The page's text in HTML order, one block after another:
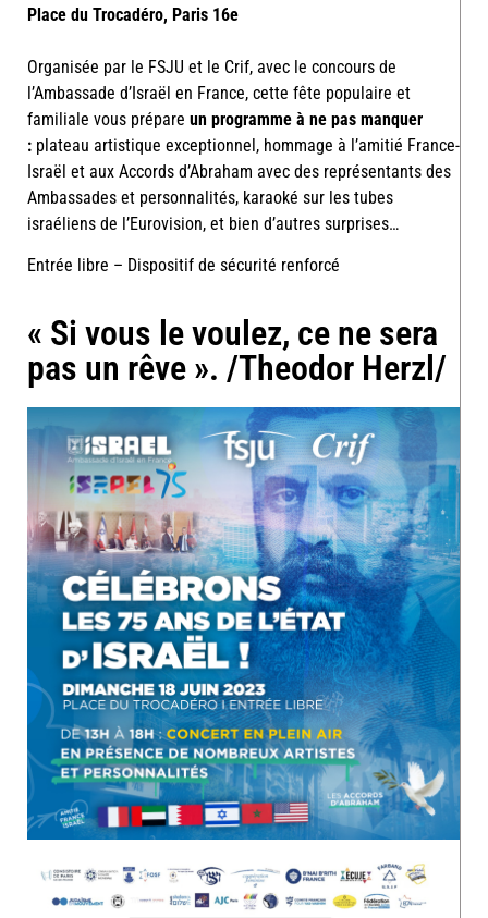
Place du Trocadéro, Paris 16e
Organisée par le FSJU et le Crif, avec le concours de
l’Ambassade d’Israël en France, cette fête populaire et
familiale vous prépare un programme à ne pas manquer
: plateau artistique exceptionnel, hommage à l’amitié France-
Israël et aux Accords d’Abraham avec des représentants des
Ambassades et personnalités, karaoké sur les tubes
israéliens de l’Eurovision, et bien d’autres surprises…
Entrée libre – Dispositif de sécurité renforcé
« Si vous le voulez, ce ne sera
pas un rêve ». /Theodor Herzl/